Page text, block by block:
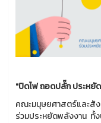
"ปิดไฟ ถอดปลั๊ก ประหยั
คณะมนุษยศาสตร์และสั
ร่วมประหยัดพลังงาน ทั้